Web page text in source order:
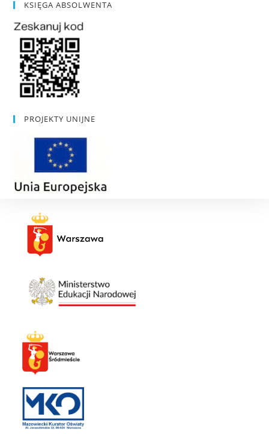
KSIĘGA ABSOLWENTA
PROJEKTY UNIJNE